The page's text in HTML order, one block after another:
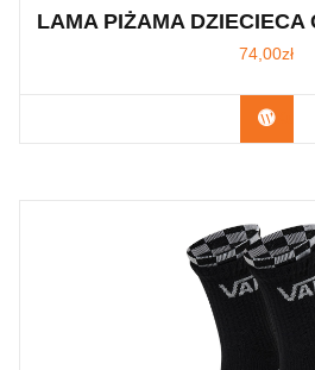
LAMA PIŻAMA DZIECIECA
74,00zł
Kup